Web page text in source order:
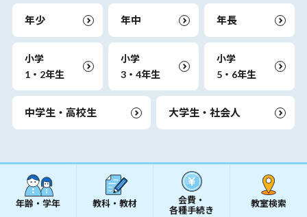
年少 年中 年長
小学
1・2年生
小学
3・4年生
小学
5・6年生
中学生・高校生 大学生・社会人
年齢・学年 教科・教材
会費・
各種手続き
教室検索